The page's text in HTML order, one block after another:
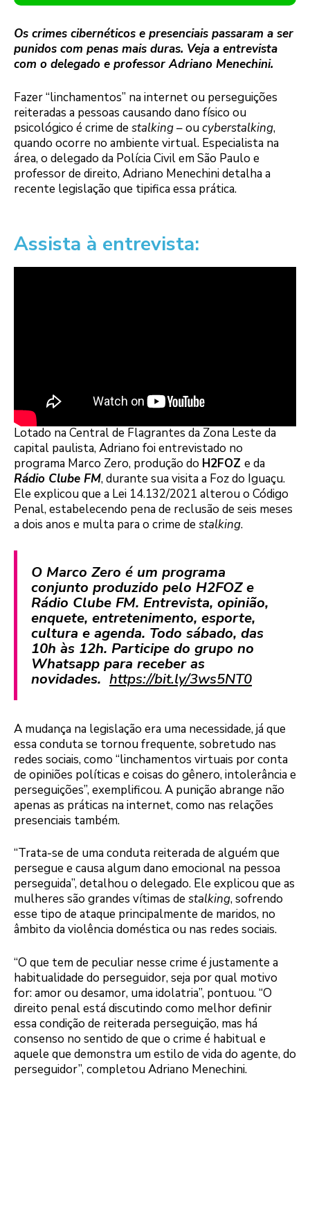
Os crimes cibernéticos e presenciais passaram a ser
punidos com penas mais duras. Veja a entrevista
com o delegado e professor Adriano Menechini.
Fazer “linchamentos” na internet ou perseguições
reiteradas a pessoas causando dano físico ou
psicológico é crime de stalking– oucyberstalking,
quando ocorre no ambiente virtual. Especialista na
área, o delegado da Polícia Civil em São Paulo e
professor de direito, Adriano Menechini detalha a
recente legislação que tipifica essa prática.
Assista à entrevista:
Lotado na Central de Flagrantes da Zona Leste da
capital paulista, Adriano foi entrevistado no
programa Marco Zero, produção do H2FOZ e da
Rádio Clube FM, durante sua visita a Foz do Iguaçu.
Ele explicou que a Lei 14.132/2021 alterou o Código
Penal, estabelecendo pena de reclusão de seis meses
a dois anos e multa para o crime de stalking.
O Marco Zero é um programa
conjunto produzido pelo H2FOZ e
Rádio Clube FM. Entrevista, opinião,
enquete, entretenimento, esporte,
cultura e agenda. Todo sábado, das
10h às 12h. Participe do grupo no
Whatsapp para receber as
novidades. https://bit.ly/3ws5NT0
A mudança na legislação era uma necessidade, já que
essa conduta se tornou frequente, sobretudo nas
redes sociais, como “linchamentos virtuais por conta
de opiniões políticas e coisas do gênero, intolerância e
perseguições”, exemplificou. A punição abrange não
apenas as práticas na internet, como nas relações
presenciais também.
“Trata-se de uma conduta reiterada de alguém que
persegue e causa algum dano emocional na pessoa
perseguida”, detalhou o delegado. Ele explicou que as
mulheres são grandes vítimas de stalking, sofrendo
esse tipo de ataque principalmente de maridos, no
âmbito da violência doméstica ou nas redes sociais.
“O que tem de peculiar nesse crime é justamente a
habitualidade do perseguidor, seja por qual motivo
for: amor ou desamor, uma idolatria”, pontuou. “O
direito penal está discutindo como melhor definir
essa condição de reiterada perseguição, mas há
consenso no sentido de que o crime é habitual e
aquele que demonstra um estilo de vida do agente, do
perseguidor”, completou Adriano Menechini.